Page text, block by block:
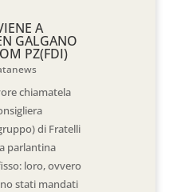
A
GALGANO
PZ(FDI)
chiamatela
di Fratelli
parlantina
loro, ovvero
stati mandati